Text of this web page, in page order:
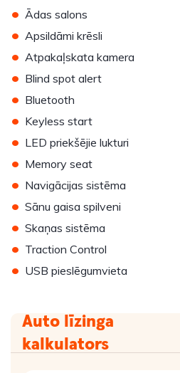
• Ādas salons
• Apsildāmi krēsli
• Atpakaļskata kamera
• Blind spot alert
• Bluetooth
• Keyless start
• LED priekšējie lukturi
• Memory seat
• Navigācijas sistēma
• Sānu gaisa spilveni
• Skaņas sistēma
• Traction Control
• USB pieslēgumvieta